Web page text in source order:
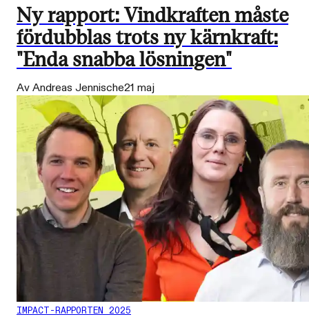
Ny rapport: Vindkraften måste
fördubblas trots ny kärnkraft:
"Enda snabba lösningen"
Av Andreas Jennische21 maj
IMPACT-RAPPORTEN 2025